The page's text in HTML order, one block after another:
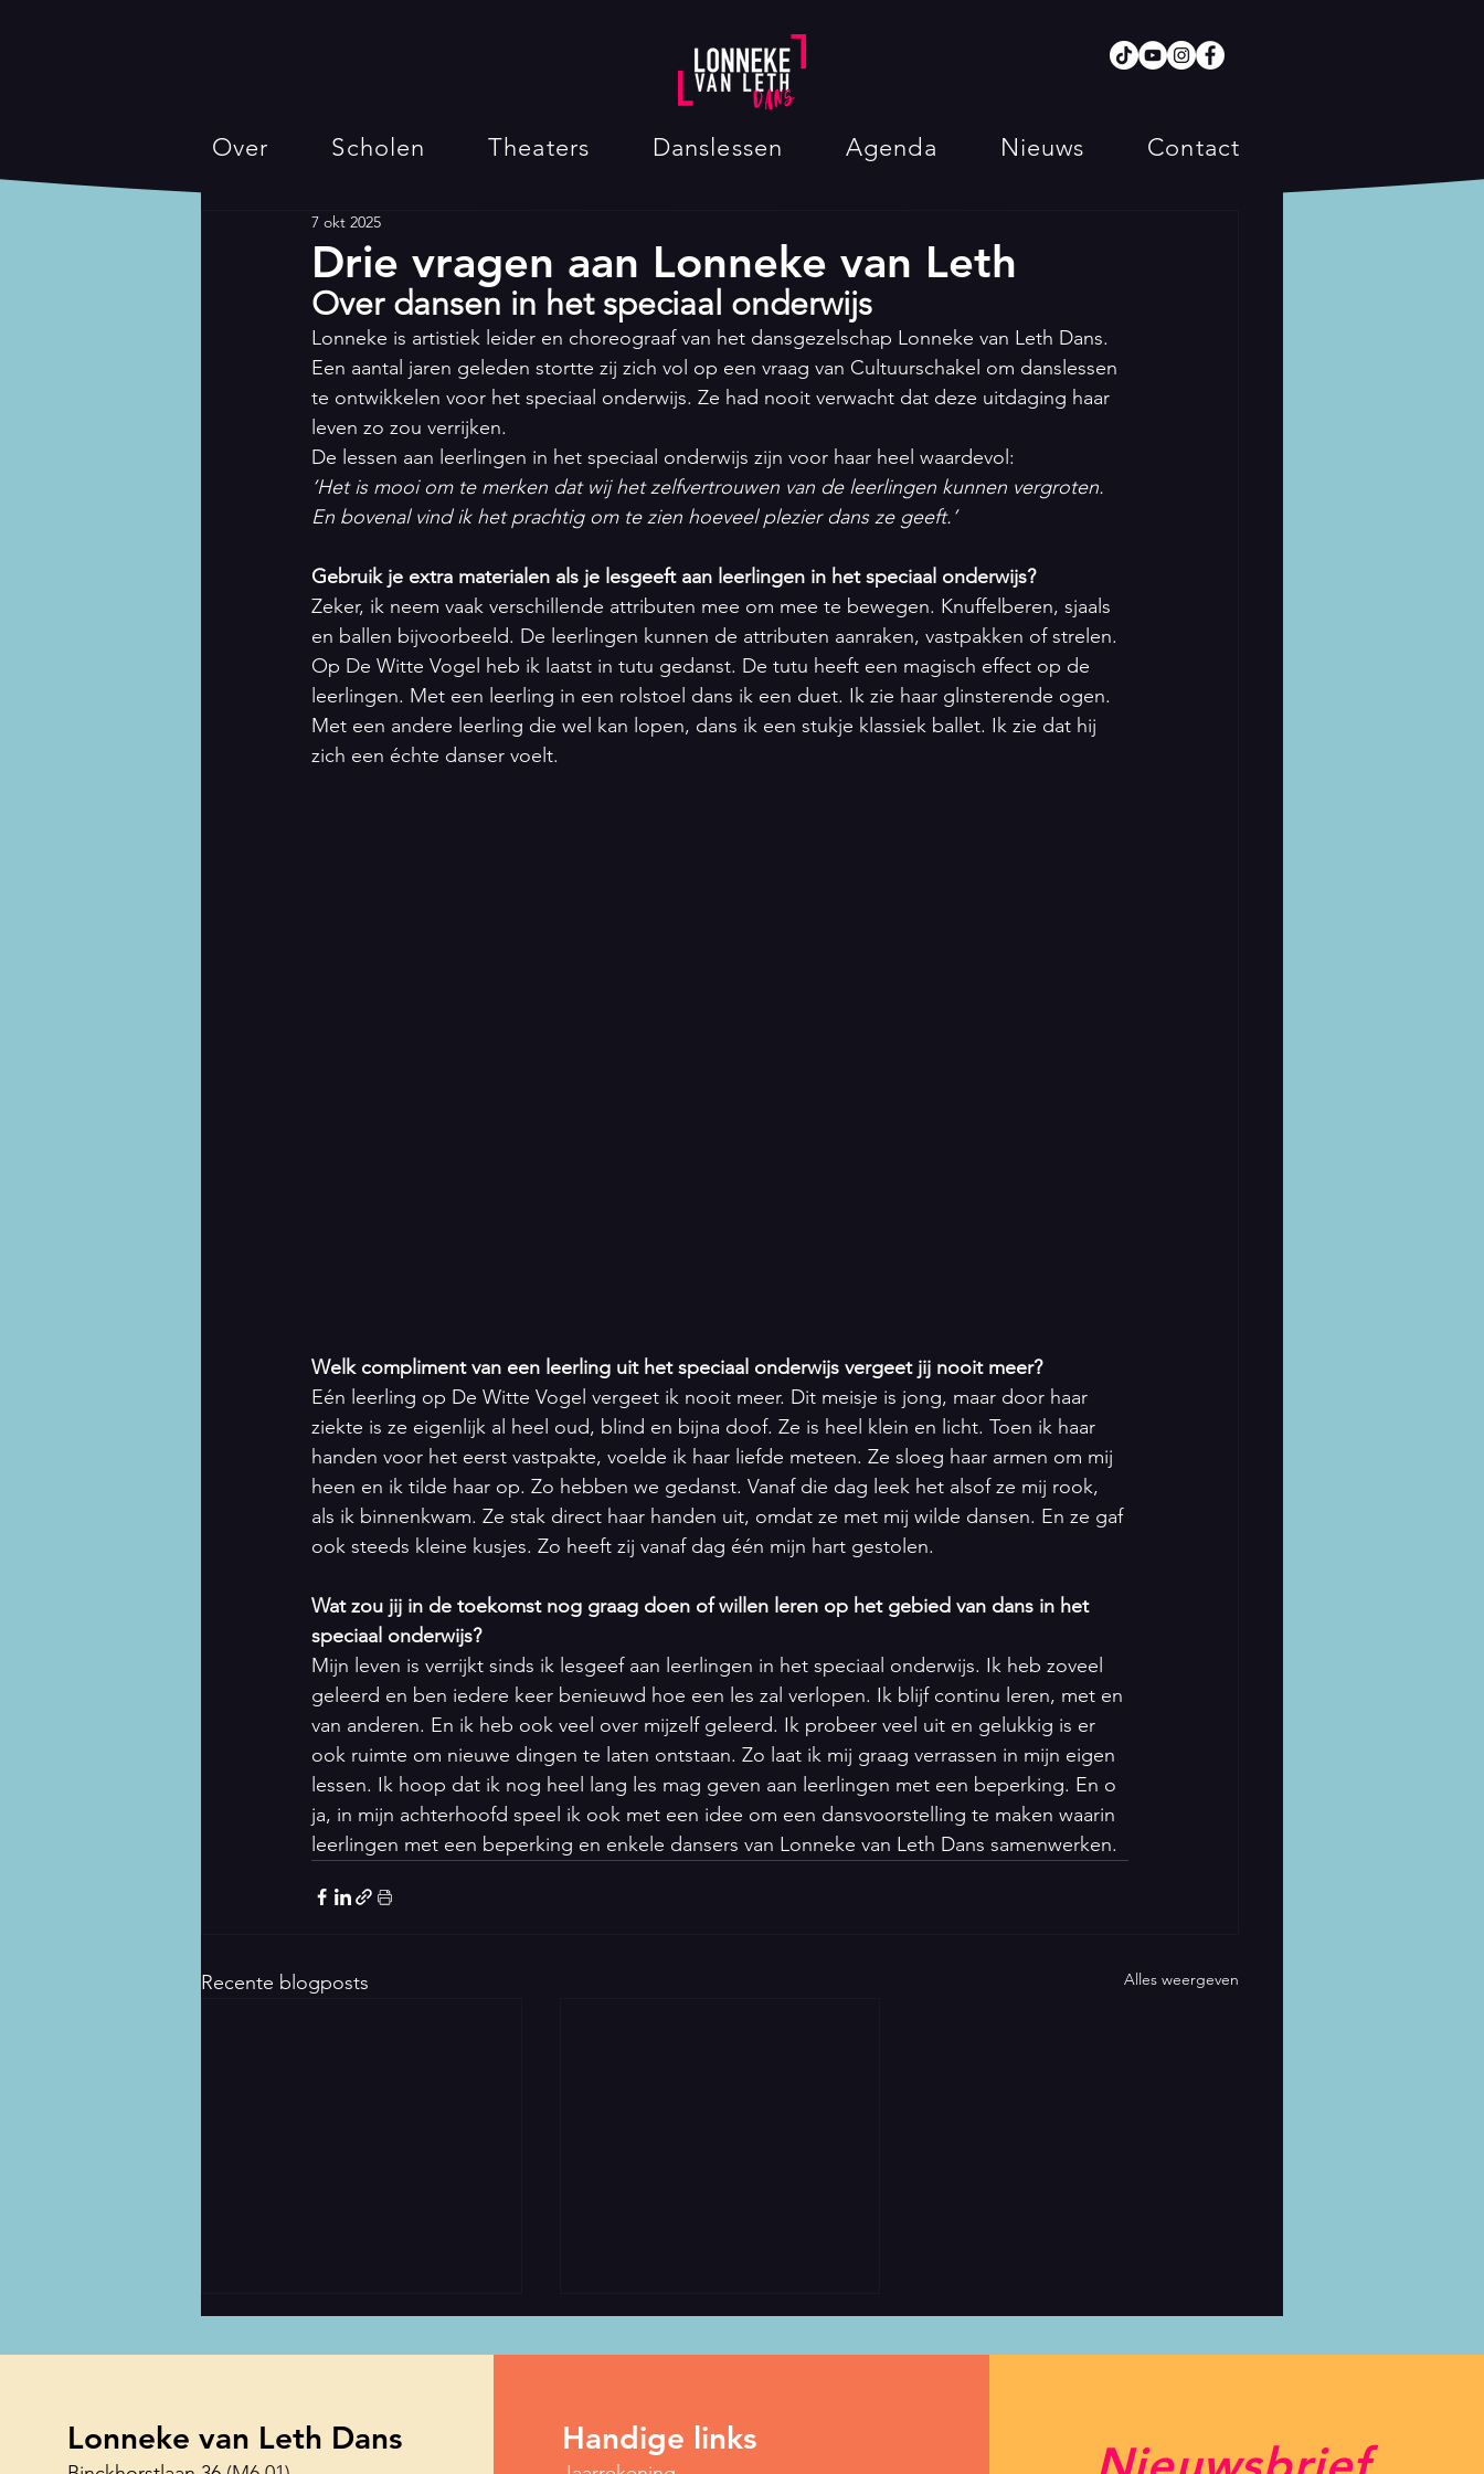
Over Scholen Theaters Danslessen Agenda Nieuws Contact
Drie vragen aan Lonneke van Leth
7 okt 2025
Over dansen in het speciaal onderwijs
Lonneke is artistiek leider en choreograaf van het dansgezelschap Lonneke van Leth Dans.
Een aantal jaren geleden stortte zij zich vol op een vraag van Cultuurschakel om danslessen
te ontwikkelen voor het speciaal onderwijs. Ze had nooit verwacht dat deze uitdaging haar
leven zo zou verrijken.
De lessen aan leerlingen in het speciaal onderwijs zijn voor haar heel waardevol:
‘Het is mooi om te merken dat wij het zelfvertrouwen van de leerlingen kunnen vergroten.
En bovenal vind ik het prachtig om te zien hoeveel plezier dans ze geeft.’
Gebruik je extra materialen als je lesgeeft aan leerlingen in het speciaal onderwijs?
Zeker, ik neem vaak verschillende attributen mee om mee te bewegen. Knuffelberen, sjaals
en ballen bijvoorbeeld. De leerlingen kunnen de attributen aanraken, vastpakken of strelen.
Op De Witte Vogel heb ik laatst in tutu gedanst. De tutu heeft een magisch effect op de
leerlingen. Met een leerling in een rolstoel dans ik een duet. Ik zie haar glinsterende ogen.
Met een andere leerling die wel kan lopen, dans ik een stukje klassiek ballet. Ik zie dat hij
zich een échte danser voelt.
Welk compliment van een leerling uit het speciaal onderwijs vergeet jij nooit meer?
Eén leerling op De Witte Vogel vergeet ik nooit meer. Dit meisje is jong, maar door haar
ziekte is ze eigenlijk al heel oud, blind en bijna doof. Ze is heel klein en licht. Toen ik haar
handen voor het eerst vastpakte, voelde ik haar liefde meteen. Ze sloeg haar armen om mij
heen en ik tilde haar op. Zo hebben we gedanst. Vanaf die dag leek het alsof ze mij rook,
als ik binnenkwam. Ze stak direct haar handen uit, omdat ze met mij wilde dansen. En ze gaf
ook steeds kleine kusjes. Zo heeft zij vanaf dag één mijn hart gestolen.
Wat zou jij in de toekomst nog graag doen of willen leren op het gebied van dans in het
speciaal onderwijs?
Mijn leven is verrijkt sinds ik lesgeef aan leerlingen in het speciaal onderwijs. Ik heb zoveel
geleerd en ben iedere keer benieuwd hoe een les zal verlopen. Ik blijf continu leren, met en
van anderen. En ik heb ook veel over mijzelf geleerd. Ik probeer veel uit en gelukkig is er
ook ruimte om nieuwe dingen te laten ontstaan. Zo laat ik mij graag verrassen in mijn eigen
lessen. Ik hoop dat ik nog heel lang les mag geven aan leerlingen met een beperking. En o
ja, in mijn achterhoofd speel ik ook met een idee om een dansvoorstelling te maken waarin
leerlingen met een beperking en enkele dansers van Lonneke van Leth Dans samenwerken.
Recente blogposts Alles weergeven
Lonneke van Leth Dans Handige links